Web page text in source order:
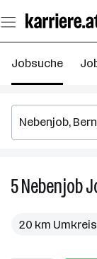
Seiteninhalt
springen
Jobsuche
5Nebenjob
20 km Umkreis